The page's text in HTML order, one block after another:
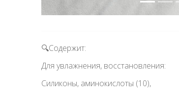
🔍Содержит:
Для увлажнения, восстановления:
Силиконы, аминокислоты (10),